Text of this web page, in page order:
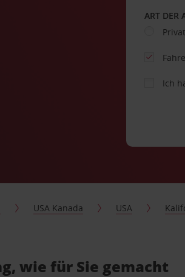
ART DER
Ich
USA Kanada USA
wie für Sie gemacht